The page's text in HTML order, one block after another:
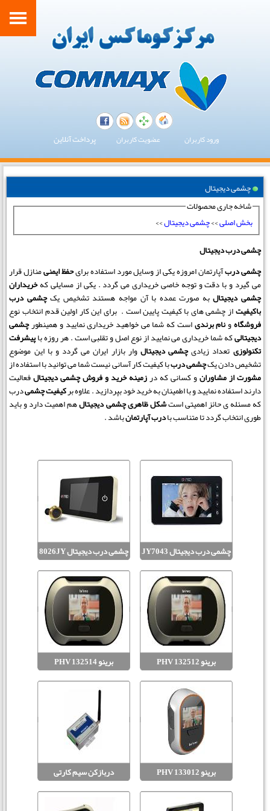
ورود کاربران عضویت کاربران پرداخت آنلاین
چشمی دیجیتال
شاخه جاری محصولات
بخش اصلی
چشمی دیجیتال>>
چشمی درب دیجیتال
چشمی دربآپارتمان امروزه یکی از وسایل مورد استفاده برایحفظ ایمنیمنازل قرار
می گیرد و با دقت و توجه خاصی خریداری می گردد . یکی از مسایلی کهخریداران
چشمی دیجیتالبه صورت عمده با آن مواجه هستند تشخیص یکچشمی درب
باکیفیتاز چشمی های با کیفیت پایین است . برای این کار اولین قدم انتخاب نوع
فروشگاهونام برندیاست که شما می خواهید خریداری نمایید و همینطورچشمی
دیجیتالیکه شما خریداری می نمایید از نوع اصل و تقلبی است . هر روزه باپیشرفت
تکنولوزی تعداد زیادیچشمی دیجیتالوار بازار ایران می گردد و با این موضوع
تشخیص دادن یکچشمی درببا کیفیت کار آسانی نیست شما می توانید با استفاده از
مشورت از مشاورانو کسانی که درزمینه خرید و فروشچشمی دیجیتالفعالیت
دارند استفاده نمایید و با اطمینان به خرید خود بپردازید . علاوه برکیفیت چشمیدرب
که مسئله ی حائز اهمیتی استشکل ظاهری چشمی دیجیتالهم اهمیت دارد و باید
طوری انتخاب گردد تا متناسب بادرب آپارتمانباشد .
چشمی درب دیجیتال JY7043 چشمی درب دیجیتال 8026JY
برینو PHV 132512 برینو PHV 132514
برینو PHV 133012 دربازکن سیم کارتی